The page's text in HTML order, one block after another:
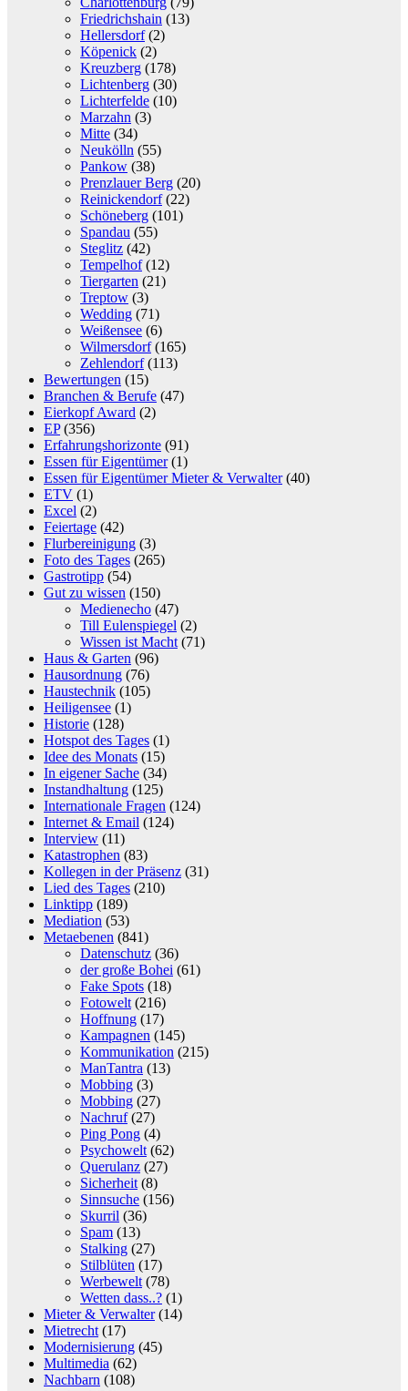
Friedrichshain (13)
Hellersdorf(2)
Köpenick (2)
Kreuzberg (178)
Lichtenberg (30)
Lichterfelde (10)
Marzahn (3)
Mitte (34)
Neukölln (55)
Pankow (38)
Prenzlauer Berg (20)
Reinickendorf(22)
Schöneberg (101)
Spandau (55)
Steglitz (42)
Tempelhof(12)
Tiergarten (21)
Treptow (3)
Wedding (71)
Weißensee (6)
Wilmersdorf(165)
Zehlendorf(113)
Bewertungen (15)
Branchen & Berufe (47)
Eierkopf Award (2)
EP(356)
Erfahrungshorizonte (91)
Essen für Eigentümer(1)
Essen für Eigentümer Mieter & Verwalter(40)
ETV (1)
Excel (2)
Feiertage (42)
Flurbereinigung (3)
Foto des Tages (265)
Gastrotipp (54)
Gut zu wissen (150)
Medienecho (47)
Till Eulenspiegel (2)
Wissen ist Macht (71)
Haus & Garten (96)
Hausordnung (76)
Haustechnik (105)
Heiligensee (1)
Historie (128)
Hotspot des Tages (1)
Idee des Monats (15)
In eigener Sache (34)
Instandhaltung (125)
Internationale Fragen (124)
Internet & Email (124)
Interview (11)
Katastrophen (83)
Kollegen in der Präsenz (31)
Lied des Tages (210)
Linktipp (189)
Mediation (53)
Metaebenen (841)
Datenschutz (36)
der große Bohei (61)
Fake Spots (18)
Fotowelt (216)
Hoffnung (17)
Kampagnen (145)
Kommunikation (215)
ManTantra (13)
Mobbing (3)
Mobbing (27)
Nachruf(27)
Ping Pong (4)
Psychowelt (62)
Querulanz (27)
Sicherheit (8)
Sinnsuche (156)
Skurril (36)
Spam (13)
Stalking (27)
Stilblüten (17)
Werbewelt (78)
Wetten dass..? (1)
Mieter & Verwalter(14)
Mietrecht (17)
Modernisierung (45)
Multimedia (62)
Nachbarn (108)